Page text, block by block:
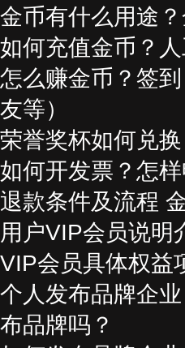
金币有什么用途
如何充值金币？
怎么赚金币？签
友等）
荣誉奖杯如何兑
如何开发票？怎
退款条件及流程
用户VIP会员说明
VIP会员具体权益
个人发布品牌企
布品牌吗？